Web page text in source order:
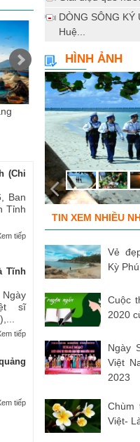
Chùm ảnh “Kéo lưới
của NSNA...
(Chi
Ban
Tỉnh
tiếp
Tĩnh
sĩ
tiếp
tiếp
DÒNG SÔNG
Huệ...
HÌNH ẢNH
TIN XEM NHIỀU
Vẻ
Kỳ
Cuộc
2020
Ngày
Việt
2023
Chùm
Việt-